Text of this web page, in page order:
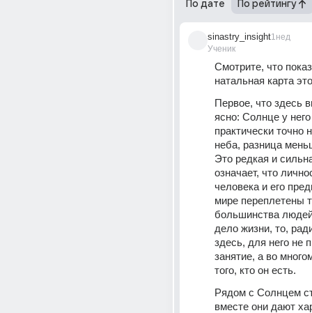
По дате По рейтингу
sinastry_insight
Ученик
1нед
Смотрите, что
натальная карта
Первое, что здесь
ясно: Солнце у него
практически точно
неба, разница
Это редкая и
означает, что
человека и его
мире переплетены
большинства
дело жизни, то,
здесь, для него не
занятие, а во
того, кто он есть.
Рядом с Солнцем
вместе они дают